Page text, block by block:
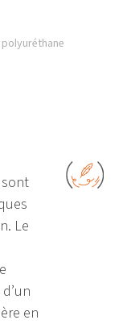
Le
en